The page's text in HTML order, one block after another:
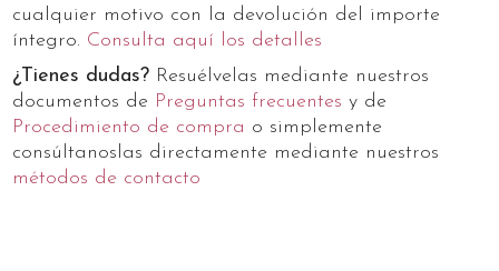
cualquier motivo con la devolución del importe
íntegro. Consulta aquí los detalles
¿Tienes dudas? Resuélvelas mediante nuestros
documentos de Preguntas frecuentes y de
Procedimiento de compra o simplemente
consúltanoslas directamente mediante nuestros
métodos de contacto